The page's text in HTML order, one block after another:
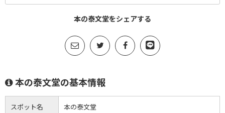
本の泰文堂をシェアする
本の泰文堂の基本情報
スポット名 本の泰文堂